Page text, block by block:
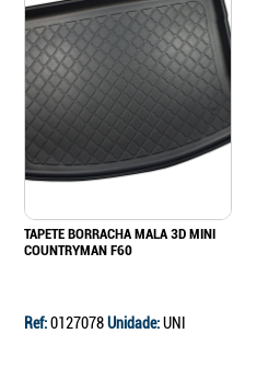
TAPETE BORRACHA MALA 3D MINI
COUNTRYMAN F60
Ref:0127078Unidade:UNI